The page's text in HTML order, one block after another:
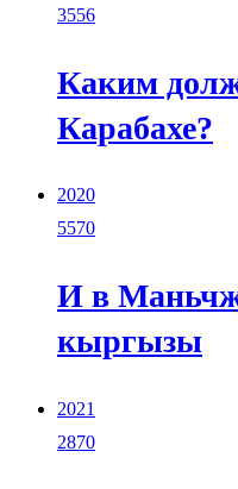
3556
Каким
Карабахе?
2020
5570
И в
кыргызы
2021
2870